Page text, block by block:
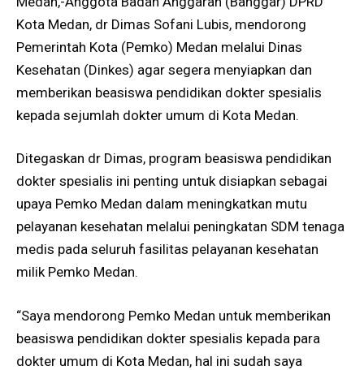
Kota Medan, dr Dimas Sofani Lubis, mendorong
Pemerintah Kota (Pemko) Medan melalui Dinas
Kesehatan (Dinkes) agar segera menyiapkan dan
memberikan beasiswa pendidikan dokter spesialis
kepada sejumlah dokter umum di Kota Medan.
Ditegaskan dr Dimas, program beasiswa pendidikan
dokter spesialis ini penting untuk disiapkan sebagai
upaya Pemko Medan dalam meningkatkan mutu
pelayanan kesehatan melalui peningkatan SDM tenaga
medis pada seluruh fasilitas pelayanan kesehatan
milik Pemko Medan.
“Saya mendorong Pemko Medan untuk memberikan
beasiswa pendidikan dokter spesialis kepada para
dokter umum di Kota Medan, hal ini sudah saya